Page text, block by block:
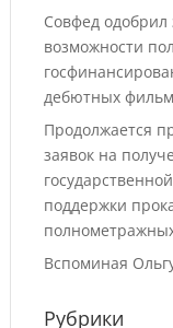
Совфед одобрил
возможности
дебютных
Продолжается
заявок на
государственной
поддержки
Вспоминая
Рубрики